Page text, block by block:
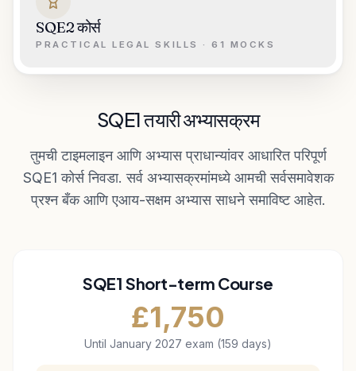
SQE2 कोर्स
PRACTICAL LEGAL SKILLS · 61 MOCKS
SQE1 तयारी अभ्यासक्रम
तुमची टाइमलाइन आणि अभ्यास प्राधान्यांवर आधारित परिपूर्ण
SQE1 कोर्स निवडा. सर्व अभ्यासक्रमांमध्ये आमची सर्वसमावेशक
प्रश्न बँक आणि एआय-सक्षम अभ्यास साधने समाविष्ट आहेत.
SQE1 Short-term Course
£1,750
Until January 2027 exam (159 days)